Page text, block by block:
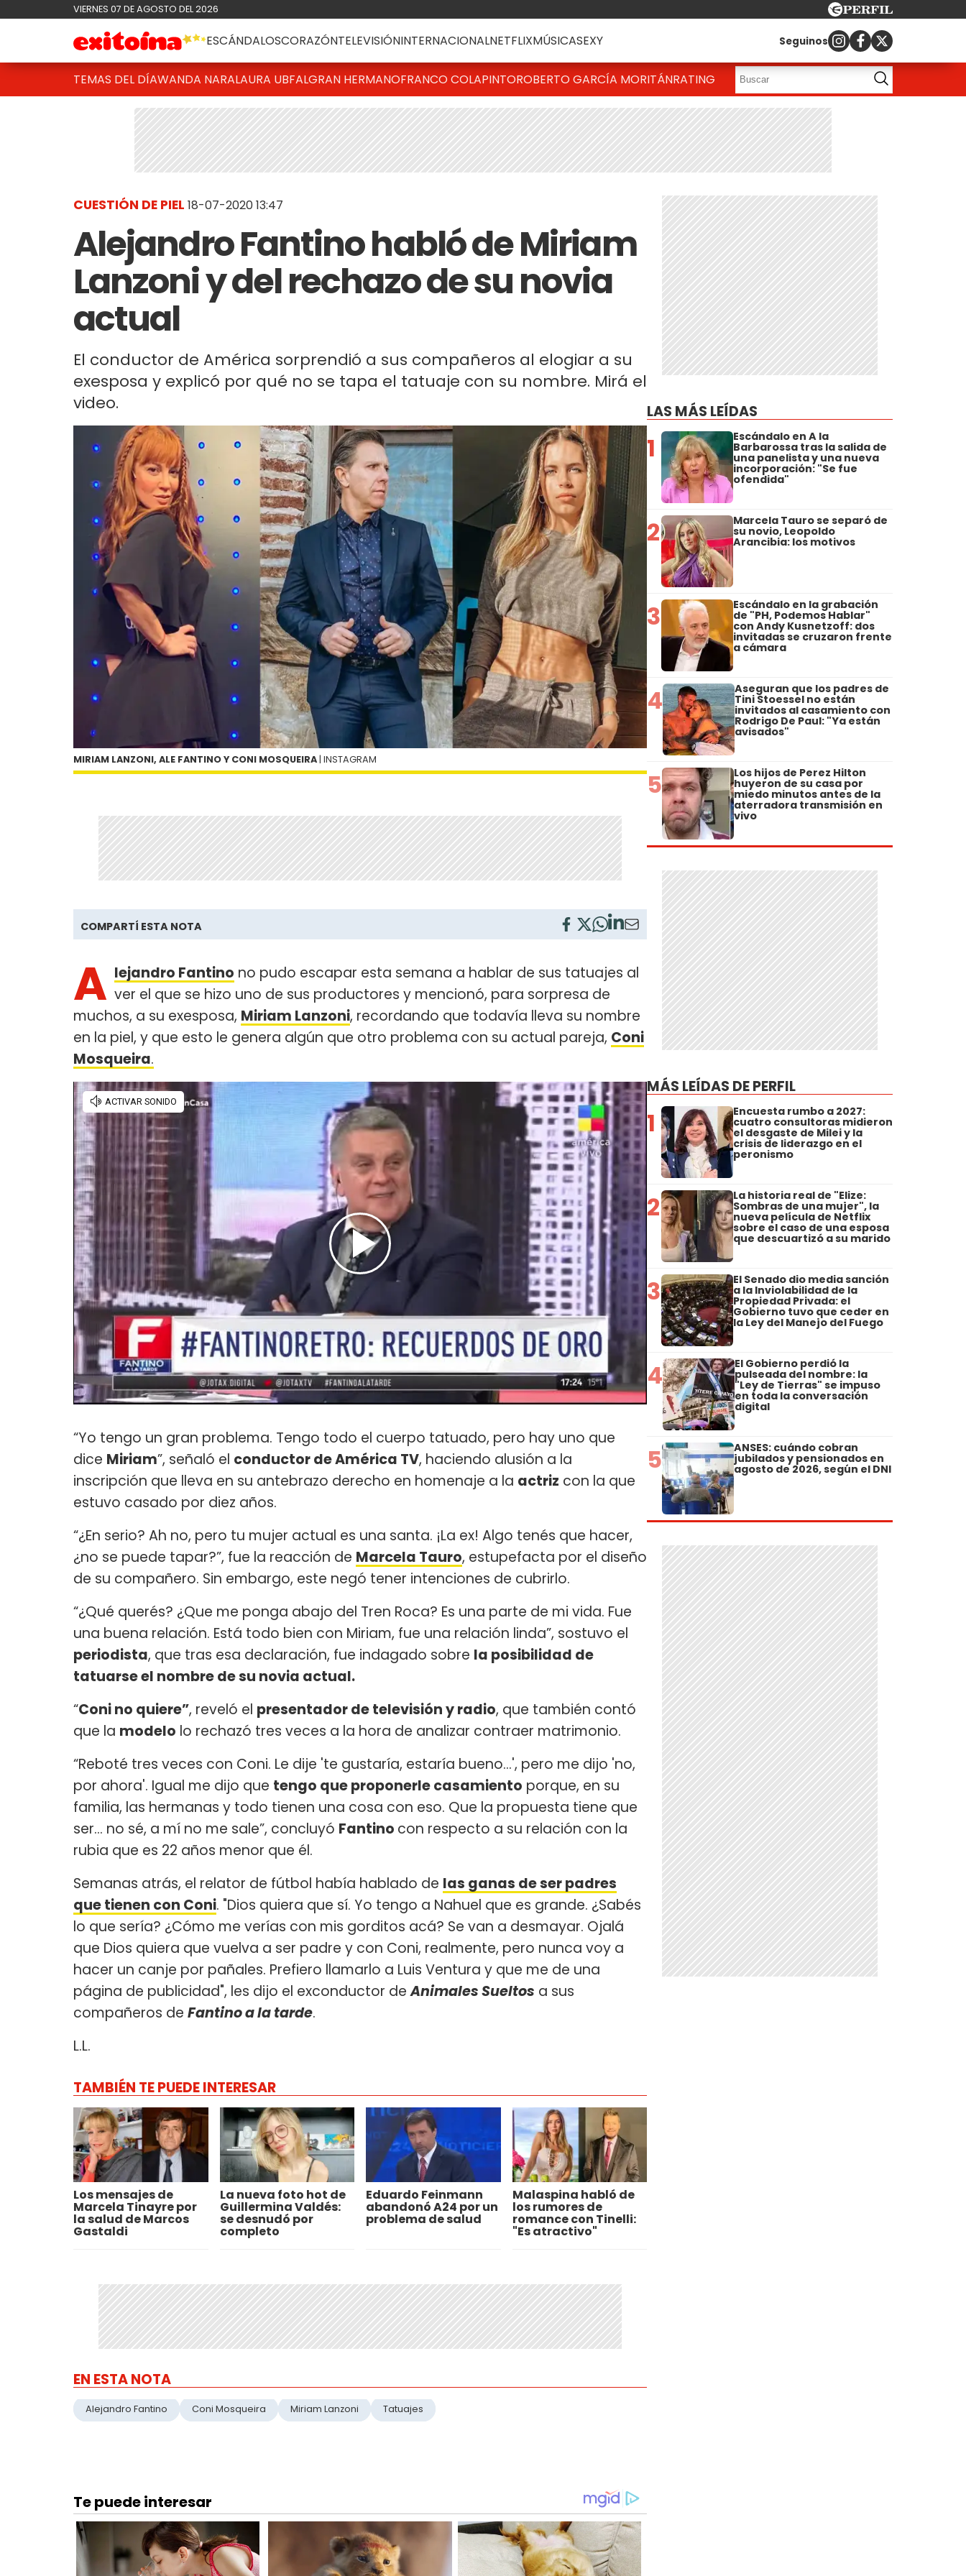
VIERNES 07 DE AGOSTO DEL 2026
ESCÁNDALOSCORAZÓNTELEVISIÓNINTERNACIONALNETFLIXMÚSICASEXY Seguinos
TEMAS DEL DÍAWANDA NARALAURA UBFALGRAN HERMANOFRANCO COLAPINTOROBERTO GARCÍA MORITÁNRATING
CUESTIÓN DE PIEL 18-07-2020 13:47
Alejandro Fantino habló de Miriam
Lanzoni y del rechazo de su novia
actual
El conductor de América sorprendió a sus compañeros al elogiar a su
exesposa y explicó por qué no se tapa el tatuaje con su nombre. Mirá el
video.
MIRIAM LANZONI, ALE FANTINO Y CONI MOSQUEIRA | INSTAGRAM
COMPARTÍ ESTA NOTA
A lejandro Fantino no pudo escapar esta semana a hablar de sus tatuajes al
ver el que se hizo uno de sus productores y mencionó, para sorpresa de
muchos, a su exesposa, Miriam Lanzoni, recordando que todavía lleva su nombre
en la piel, y que esto le genera algún que otro problema con su actual pareja, Coni
Mosqueira.
“Yo tengo un gran problema. Tengo todo el cuerpo tatuado, pero hay uno que
dice Miriam”, señaló el conductor de América TV, haciendo alusión a la
inscripción que lleva en su antebrazo derecho en homenaje a la actriz con la que
estuvo casado por diez años.
“¿En serio? Ah no, pero tu mujer actual es una santa. ¡La ex! Algo tenés que hacer,
¿no se puede tapar?”, fue la reacción de Marcela Tauro, estupefacta por el diseño
de su compañero. Sin embargo, este negó tener intenciones de cubrirlo.
“¿Qué querés? ¿Que me ponga abajo del Tren Roca? Es una parte de mi vida. Fue
una buena relación. Está todo bien con Miriam, fue una relación linda”, sostuvo el
periodista, que tras esa declaración, fue indagado sobre la posibilidad de
tatuarse el nombre de su novia actual.
“Coni no quiere”, reveló el presentador de televisión y radio, que también contó
que la modelo lo rechazó tres veces a la hora de analizar contraer matrimonio.
“Reboté tres veces con Coni. Le dije 'te gustaría, estaría bueno...', pero me dijo 'no,
por ahora'. Igual me dijo que tengo que proponerle casamiento porque, en su
familia, las hermanas y todo tienen una cosa con eso. Que la propuesta tiene que
ser... no sé, a mí no me sale”, concluyó Fantino con respecto a su relación con la
rubia que es 22 años menor que él.
Semanas atrás, el relator de fútbol había hablado de las ganas de ser padres
que tienen con Coni. "Dios quiera que sí. Yo tengo a Nahuel que es grande. ¿Sabés
lo que sería? ¿Cómo me verías con mis gorditos acá? Se van a desmayar. Ojalá
que Dios quiera que vuelva a ser padre y con Coni, realmente, pero nunca voy a
hacer un canje por pañales. Prefiero llamarlo a Luis Ventura y que me de una
página de publicidad", les dijo el exconductor deAnimales Sueltos a sus
compañeros de Fantino a la tarde.
L.L.
TAMBIÉN TE PUEDE INTERESAR
Los mensajes de
Marcela Tinayre por
la salud de Marcos
Gastaldi
La nueva foto hot de
Guillermina Valdés:
se desnudó por
completo
Eduardo Feinmann
abandonó A24 por un
problema de salud
Malaspina habló de
los rumores de
romance con Tinelli:
"Es atractivo"
EN ESTA NOTA
Alejandro Fantino Coni Mosqueira Miriam Lanzoni Tatuajes
LAS MÁS LEÍDAS
1 Escándalo en A la
Barbarossa tras la salida de
una panelista y una nueva
incorporación: "Se fue
ofendida"
2 Marcela Tauro se separó de
su novio, Leopoldo
Arancibia: los motivos
3 Escándalo en la grabación
de "PH, Podemos Hablar"
con Andy Kusnetzoff: dos
invitadas se cruzaron frente
a cámara
4 Aseguran que los padres de
Tini Stoessel no están
invitados al casamiento con
Rodrigo De Paul: "Ya están
avisados"
5 Los hijos de Perez Hilton
huyeron de su casa por
miedo minutos antes de la
aterradora transmisión en
vivo
MÁS LEÍDAS DE PERFIL
1 Encuesta rumbo a 2027:
cuatro consultoras midieron
el desgaste de Milei y la
crisis de liderazgo en el
peronismo
2 La historia real de "Elize:
Sombras de una mujer", la
nueva película de Netflix
sobre el caso de una esposa
que descuartizó a su marido
3 El Senado dio media sanción
a la Inviolabilidad de la
Propiedad Privada: el
Gobierno tuvo que ceder en
la Ley del Manejo del Fuego
4 El Gobierno perdió la
pulseada del nombre: la
"Ley de Tierras" se impuso
en toda la conversación
digital
5 ANSES: cuándo cobran
jubilados y pensionados en
agosto de 2026, según el DNI